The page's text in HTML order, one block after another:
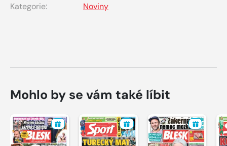
Kategorie:
Noviny
Mohlo by se vám také líbit